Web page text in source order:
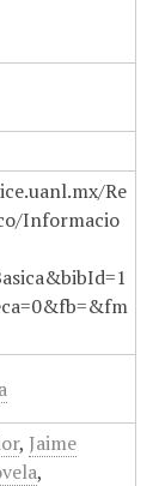
Re
Informacio
, Jaime
,